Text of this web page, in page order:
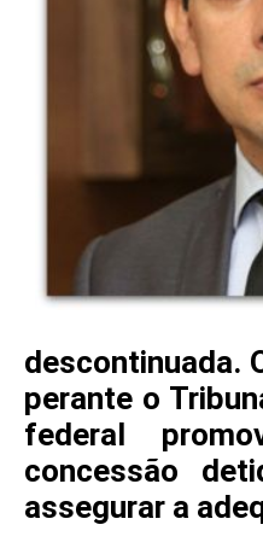
descontinuada.
perante o
federal
concessão
assegurar a